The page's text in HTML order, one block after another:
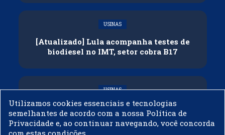
USINAS
[Atualizado] Lula acompanha testes de
biodiesel no IMT, setor cobra B17
USINAS
Governo adia reunião sobre mistura de
etanol na gasolina
Utilizamos cookies essenciais e tecnologias
semelhantes de acordo com a nossa Política de
Privacidade e, ao continuar navegando, você concorda
com estas condições.